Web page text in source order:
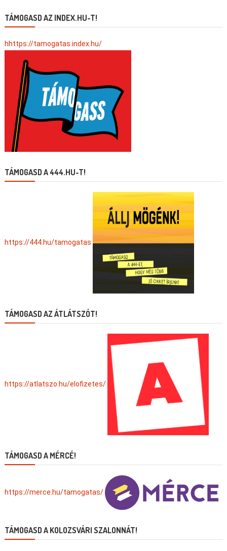
TÁMOGASD AZ INDEX.HU-T!
hhttps://tamogatas.index.hu/
TÁMOGASD A 444.HU-T!
https://444.hu/tamogatas
TÁMOGASD AZ ÁTLÁTSZÓT!
https://atlatszo.hu/elofizetes/
TÁMOGASD A MÉRCÉ!
https://merce.hu/tamogatas/
TÁMOGASD A KOLOZSVÁRI SZALONNÁT!